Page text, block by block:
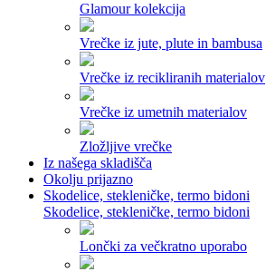
Glamour kolekcija
Vrečke iz jute, plute in bambusa
Vrečke iz recikliranih materialov
Vrečke iz umetnih materialov
Zložljive vrečke
Iz našega skladišča
Okolju prijazno
Skodelice, stekleničke, termo bidoni
Skodelice, stekleničke, termo bidoni
Lončki za večkratno uporabo